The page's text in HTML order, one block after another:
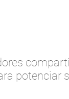
potenciar